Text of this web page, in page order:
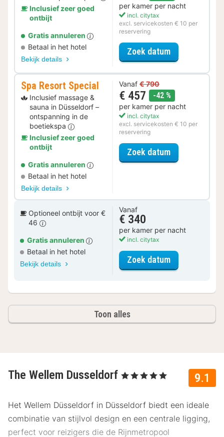
Inclusief zeer goed
ontbijt
Gratis annuleren
Betaal in het hotel
Bekijk details
per kamer per nacht
incl. citytax
excl. servicekosten € 10 per
reservering
Zoek datumvoor Parkeer
Spa Resort Special
Inclusief massage &
sauna in Düsseldorf –
ontspanning in de
boetiekspa
Inclusief zeer goed
ontbijt
Gratis annuleren
Betaal in het hotel
Bekijk details
Vanaf € 790
€ 457 -42 %
per kamer per nacht
incl. citytax
excl. servicekosten € 10 per
reservering
Zoek datumvoor Spa
Optioneel ontbijt voor €
46
Gratis annuleren
Betaal in het hotel
Bekijk details
Vanaf
€ 340
per kamer per nacht
incl. citytax
Zoek datumvoor Business
Toon alles
9.1
The Wellem Dusseldorf , 5 Sterren
Het Wellem Düsseldorf in Düsseldorf biedt een ideale
combinatie van stijlvol design en een centrale ligging,
perfect voor reizigers die de Rijnmetropool